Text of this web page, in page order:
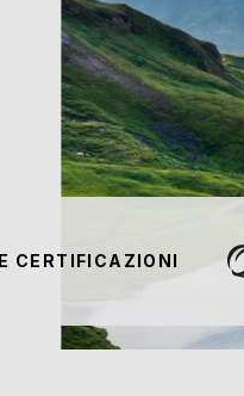
CERTIFICAZIONI